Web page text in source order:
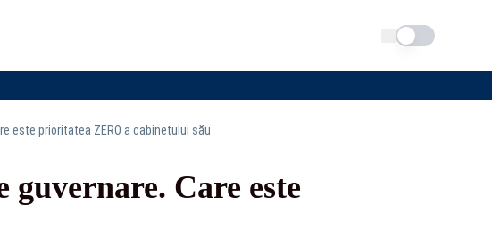
Schimba tema
este prioritatea ZERO a cabinetului său
Care este